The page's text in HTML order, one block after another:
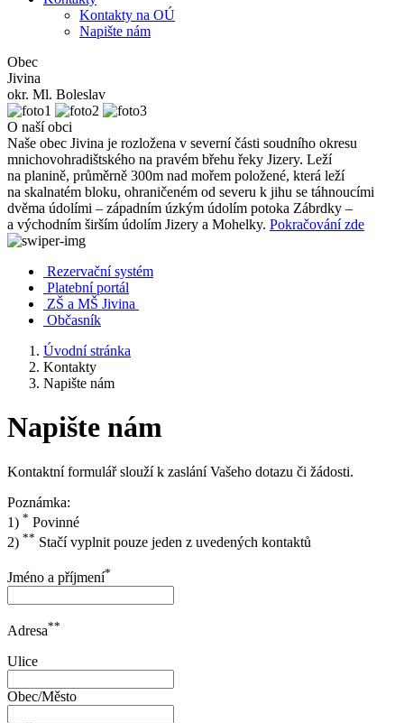
Kontakty na OÚ
Napište nám
Obec
Jivina
okr. Ml. Boleslav
O naší obci
Naše obec Jivina je rozložena v severní části soudního okresu
mnichovohradištského na pravém břehu řeky Jizery. Leží
na planině, průměrně 300m nad mořem položené, která leží
na skalnatém bloku, ohraničeném od severu k jihu se táhnoucími
dvěma údolími – západním úzkým údolím potoka Zábrdky –
a východním širším údolím Jizery a Mohelky. Pokračování zde
Rezervační systém
Platební portál
ZŠ a MŠ Jivina
Občasník
Úvodní stránka
Kontakty
Napište nám
Napište nám
Kontaktní formulář slouží k zaslání Vašeho dotazu či žádosti.
Poznámka:
1) * Povinné
2) ** Stačí vyplnit pouze jeden z uvedených kontaktů
Jméno a příjmení*
Adresa**
Ulice
Obec/Město